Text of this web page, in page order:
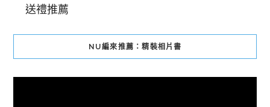
送禮推薦
NU編來推薦：精裝相片書